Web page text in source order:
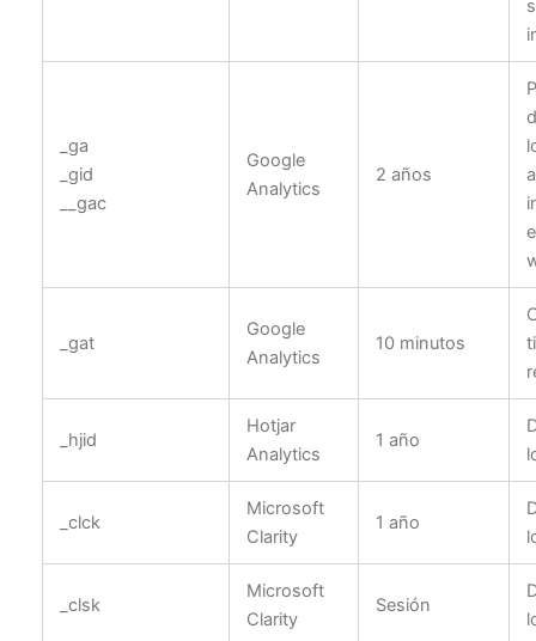
_ga
_gid
__gac
Google
Analytics
2 años
_gat
Google
Analytics
10 minutos
_hjid
Hotjar
Analytics
1 año
_clck
Microsoft
Clarity
1 año
_clsk
Microsoft
Clarity
Sesión